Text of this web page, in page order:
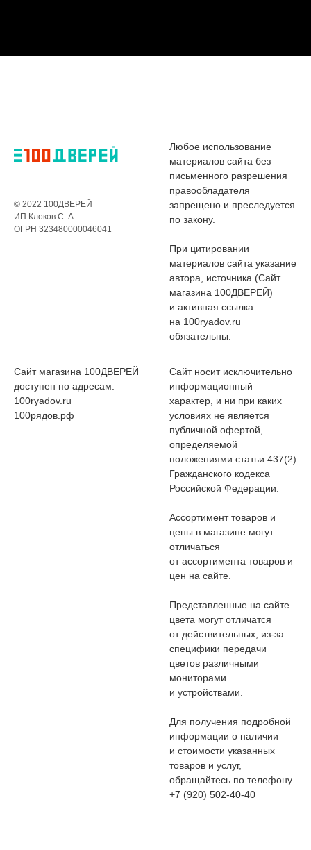
© 2022 100ДВЕРЕЙ
ИП Клоков С. А.
ОГРН 323480000046041
Любое использование
материалов сайта без
письменного разрешения
правообладателя
запрещено и преследуется
по закону.
При цитировании
материалов сайта указание
автора, источника (Сайт
магазина 100ДВЕРЕЙ)
и активная ссылка
на 100ryadov.ru
обязательны.
Сайт магазина 100ДВЕРЕЙ
доступен по адресам:
100ryadov.ru
100рядов.рф
Сайт носит исключительно
информационный
характер, и ни при каких
условиях не является
публичной офертой,
определяемой
положениями статьи 437(2)
Гражданского кодекса
Российской Федерации.
Ассортимент товаров и
цены в магазине могут
отличаться
от ассортимента товаров и
цен на сайте.
Представленные на сайте
цвета могут отличатся
от действительных, из-за
специфики передачи
цветов различными
мониторами
и устройствами.
Для получения подробной
информации о наличии
и стоимости указанных
товаров и услуг,
обращайтесь по телефону
+7 (920) 502-40-40